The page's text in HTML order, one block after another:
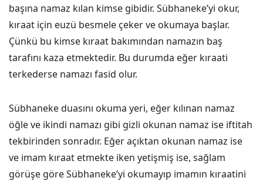
başına namaz kılan kimse gibidir. Sübhaneke’yi okur,
kıraat için euzü besmele çeker ve okumaya başlar.
Çünkü bu kimse kıraat bakımından namazın baş
tarafını kaza etmektedir. Bu durumda eğer kıraati
terkederse namazı fasid olur.
Sübhaneke duasını okuma yeri, eğer kılınan namaz
öğle ve ikindi namazı gibi gizli okunan namaz ise iftitah
tekbirinden sonradır. Eğer açıktan okunan namaz ise
ve imam kıraat etmekte iken yetişmiş ise, sağlam
görüşe göre Sübhaneke’yi okumayıp imamın kıraatini